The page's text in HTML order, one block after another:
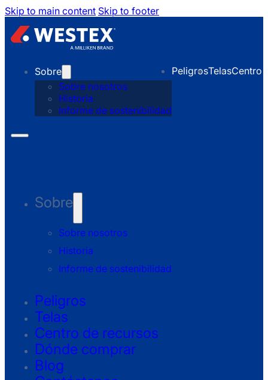
Skip to main content Skip to footer
Sobre
Sobre nosotros
Historia
Informe de sostenibilidad
PeligrosTelasCentro
Sobre
Sobre nosotros
Historia
Informe de sostenibilidad
Peligros
Telas
Centro de recursos
Dónde comprar
Blog